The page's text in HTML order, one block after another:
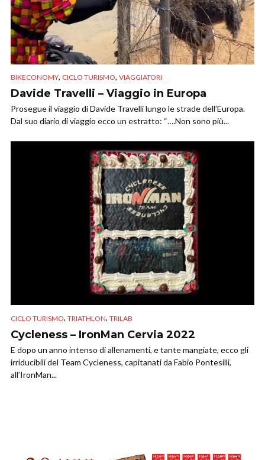
BIKECONOMY, CICLO TURISMO, VIAGGIATORI
Davide Travelli – Viaggio in Europa
Prosegue il viaggio di Davide Travelli lungo le strade dell’Europa.
Dal suo diario di viaggio ecco un estratto: “….Non sono più...
CICLO TURISMO, TRIATHLON, TRILAB
Cycleness – IronMan Cervia 2022
E dopo un anno intenso di allenamenti, e tante mangiate, ecco gli
irriducibili del Team Cycleness, capitanati da Fabio Pontesilli,
all’IronMan...